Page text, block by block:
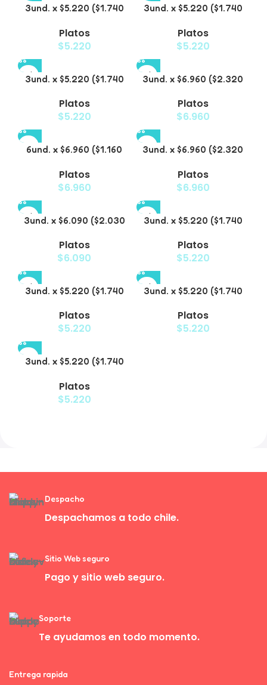
3und. x $5.220 ($1.740
para Mascotas Diseño
Pastel
Platos
$5.220
3und. x $5.220 ($1.740
para Mascotas con
Diseños Estampados
Platos
$5.220
3und. x $5.220 ($1.740
para Mascotas con
Diseño
Platos
$5.220
3und. x $6.960 ($2.320
para Mascotas con
Patitas
Platos
$6.960
6und. x $6.960 ($1.160
para Mascotas
Platos
$6.960
3und. x $6.960 ($2.320
Mascotas Diseño Pollito
Platos
$6.960
3und. x $6.090 ($2.030
Nube
Platos
$6.090
3und. x $5.220 ($1.740
Floral
Platos
$5.220
3und. x $5.220 ($1.740
Decorativo
Platos
$5.220
3und. x $5.220 ($1.740
Platos
$5.220
3und. x $5.220 ($1.740
Lenta
Platos
$5.220
Despacho
Despachamos a todo chile.
Sitio Web seguro
Pago y sitio web seguro.
Soporte
Te ayudamos en todo momento.
Entrega rapida